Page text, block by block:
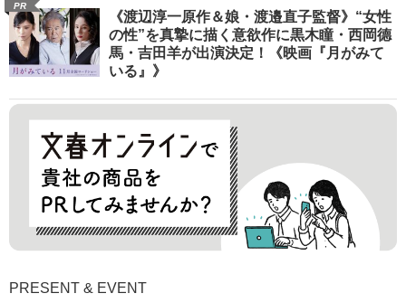
PR
《渡辺淳一原作＆娘・渡邉直子監督》“女性
の性”を真摯に描く意欲作に黒木瞳・西岡德
馬・吉田羊が出演決定！《映画『月がみて
いる』》
PRESENT & EVENT